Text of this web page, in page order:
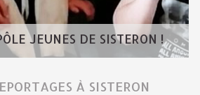
JEUNES DE SISTERON !
À SISTERON